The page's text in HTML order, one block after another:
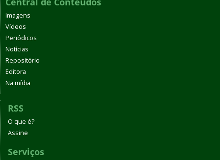
Imagens
Vídeos
Periódicos
Notícias
Repositório
Editora
Na mídia
RSS
O que é?
Assine
Serviços